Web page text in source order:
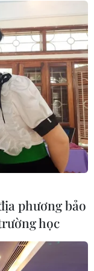
phương bảo
học